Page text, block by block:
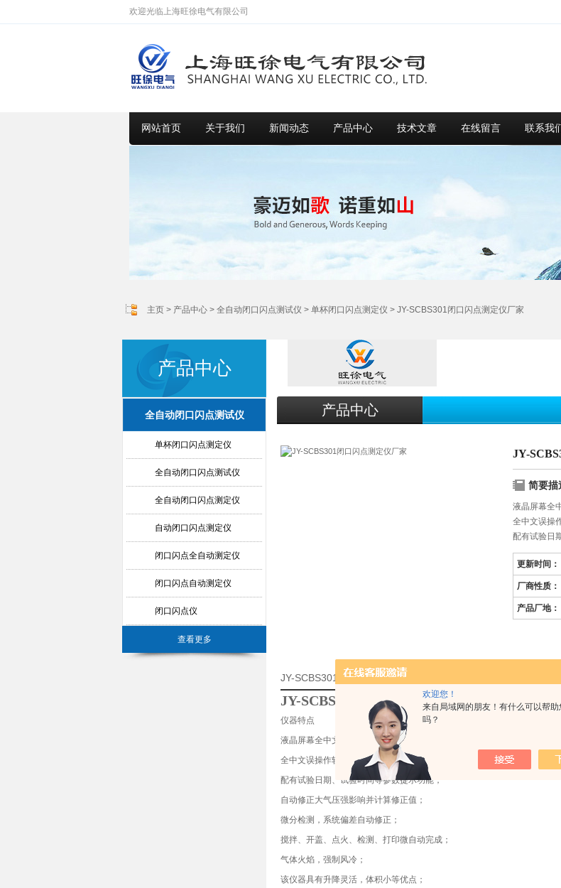
欢迎您！
来自局域网的朋友！有什么可以帮助
吗？
欢迎光临上海旺徐电气有限公司
网站首页 关于我们 新闻动态 产品中心 技术文章 在线留言 联系我
主页 > 产品中心 > 全自动闭口闪点测试仪 > 单杯闭口闪点测定仪 > JY-SCBS301闭口闪点测定仪厂家
产品中心
全自动闭口闪点测试仪
单杯闭口闪点测定仪
全自动闭口闪点测试仪
全自动闭口闪点测定仪
自动闭口闪点测定仪
闭口闪点全自动测定仪
闭口闪点自动测定仪
闭口闪点仪
查看更多
产品中心
JY-
简要描
液晶屏幕全
全中文误操
配有试验日
更新时间：
厂商性质：
产品厂地：
JY-SCBS301闭口闪点测定仪厂家的详细资料：
JY-SCBS301闭口闪点测定仪
仪器特点
液晶屏幕全中文人机对话显示界面，菜单导向式输入；
全中文误操作软件提示修改功能；
配有试验日期、试验时间等参数提示功能；
自动修正大气压强影响并计算修正值；
微分检测，系统偏差自动修正；
搅拌、开盖、点火、检测、打印微自动完成；
气体火焰，强制风冷；
该仪器具有升降灵活，体积小等优点；